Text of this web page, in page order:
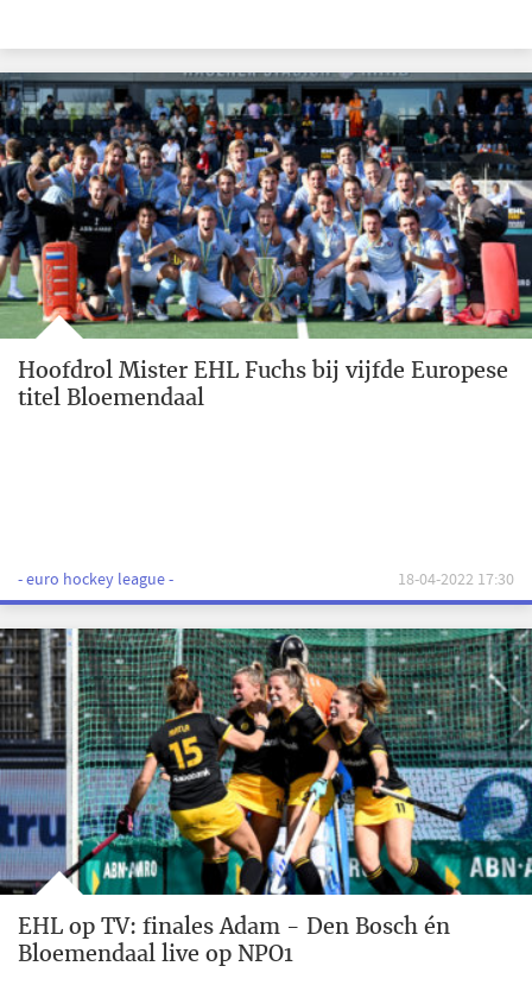
Hoofdrol Mister EHL Fuchs bij vijfde Europese
titel Bloemendaal
- euro hockey league - 18-04-2022 17:30
EHL op TV: finales Adam - Den Bosch én
Bloemendaal live op NPO1